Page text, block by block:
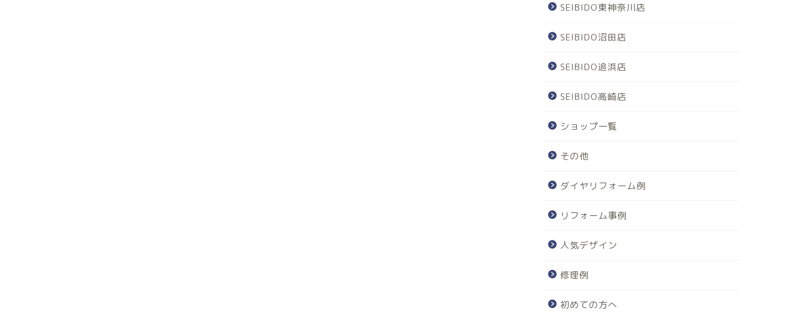
SEIBIDO東神奈川店
SEIBIDO沼田店
SEIBIDO追浜店
SEIBIDO高崎店
ショップ一覧
その他
ダイヤリフォーム例
リフォーム事例
人気デザイン
修理例
初めての方へ